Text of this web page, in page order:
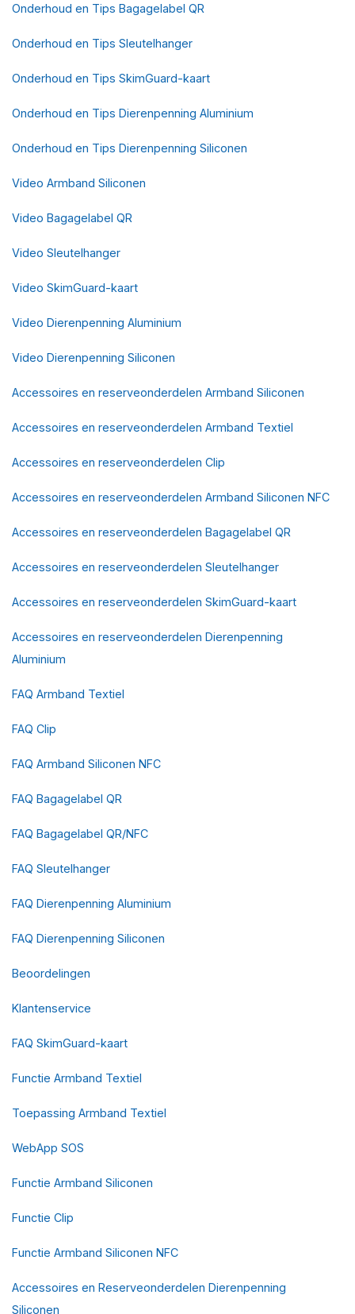
Onderhoud en Tips Bagagelabel QR
Onderhoud en Tips Sleutelhanger
Onderhoud en Tips SkimGuard-kaart
Onderhoud en Tips Dierenpenning Aluminium
Onderhoud en Tips Dierenpenning Siliconen
Video Armband Siliconen
Video Bagagelabel QR
Video Sleutelhanger
Video SkimGuard-kaart
Video Dierenpenning Aluminium
Video Dierenpenning Siliconen
Accessoires en reserveonderdelen Armband Siliconen
Accessoires en reserveonderdelen Armband Textiel
Accessoires en reserveonderdelen Clip
Accessoires en reserveonderdelen Armband Siliconen NFC
Accessoires en reserveonderdelen Bagagelabel QR
Accessoires en reserveonderdelen Sleutelhanger
Accessoires en reserveonderdelen SkimGuard-kaart
Accessoires en reserveonderdelen Dierenpenning
Aluminium
FAQ Armband Textiel
FAQ Clip
FAQ Armband Siliconen NFC
FAQ Bagagelabel QR
FAQ Bagagelabel QR/NFC
FAQ Sleutelhanger
FAQ Dierenpenning Aluminium
FAQ Dierenpenning Siliconen
Beoordelingen
Klantenservice
FAQ SkimGuard-kaart
Functie Armband Textiel
Toepassing Armband Textiel
WebApp SOS
Functie Armband Siliconen
Functie Clip
Functie Armband Siliconen NFC
Accessoires en Reserveonderdelen Dierenpenning
Siliconen